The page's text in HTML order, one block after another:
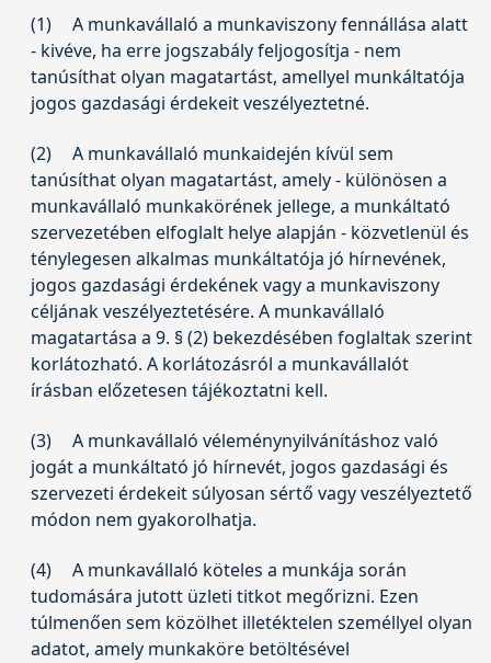
(1)
A munkavállaló a munkaviszony fennállása alatt
- kivéve, ha erre jogszabály feljogosítja - nem
tanúsíthat olyan magatartást, amellyel munkáltatója
jogos gazdasági érdekeit veszélyeztetné.
(2)
A munkavállaló munkaidején kívül sem
tanúsíthat olyan magatartást, amely - különösen a
munkavállaló munkakörének jellege, a munkáltató
szervezetében elfoglalt helye alapján - közvetlenül és
ténylegesen alkalmas munkáltatója jó hírnevének,
jogos gazdasági érdekének vagy a munkaviszony
céljának veszélyeztetésére. A munkavállaló
magatartása a 9. § (2) bekezdésében foglaltak szerint
korlátozható. A korlátozásról a munkavállalót
írásban előzetesen tájékoztatni kell.
(3)
A munkavállaló véleménynyilvánításhoz való
jogát a munkáltató jó hírnevét, jogos gazdasági és
szervezeti érdekeit súlyosan sértő vagy veszélyeztető
módon nem gyakorolhatja.
(4)
A munkavállaló köteles a munkája során
tudomására jutott üzleti titkot megőrizni. Ezen
túlmenően sem közölhet illetéktelen személlyel olyan
adatot, amely munkaköre betöltésével